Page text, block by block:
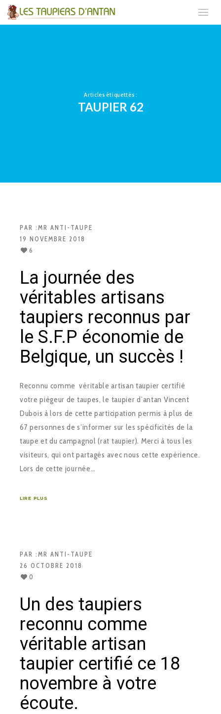
Articles étiquettés :
TAUPIER 62
PAR :MR ANTI-TAUPE
19 NOVEMBRE 2018
6
La journée des
véritables artisans
taupiers reconnus par
le S.F.P économie de
Belgique, un succès !
Reconnu comme véritable artisan taupier certifié
votre piégeur de taupes, le taupier d’antan Vincent
Dubois à lors de cette participation permis à plus de
67 personnes de s’informer sur les spécificités de la
taupe et du campagnol (rat taupier). Merci à tous les
visiteurs, qui ont partagés avec nous cette expérience.
Lors de cette journée…
LIRE PLUS
PAR :MR ANTI-TAUPE
26 OCTOBRE 2018
0
Un des taupiers
reconnu comme
véritable artisan
taupier certifié ce 18
novembre à votre
écoute.